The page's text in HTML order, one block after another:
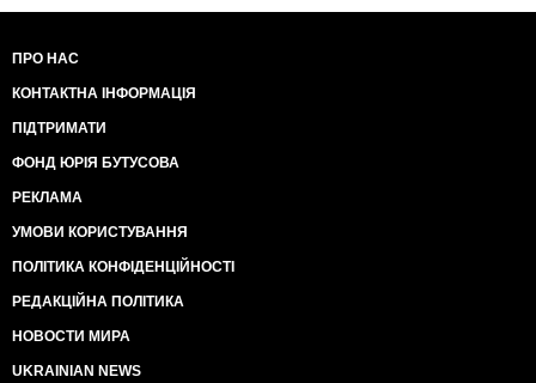
ПРО НАС
КОНТАКТНА ІНФОРМАЦІЯ
ПІДТРИМАТИ
ФОНД ЮРІЯ БУТУСОВА
РЕКЛАМА
УМОВИ КОРИСТУВАННЯ
ПОЛІТИКА КОНФІДЕНЦІЙНОСТІ
РЕДАКЦІЙНА ПОЛІТИКА
НОВОСТИ МИРА
UKRAINIAN NEWS